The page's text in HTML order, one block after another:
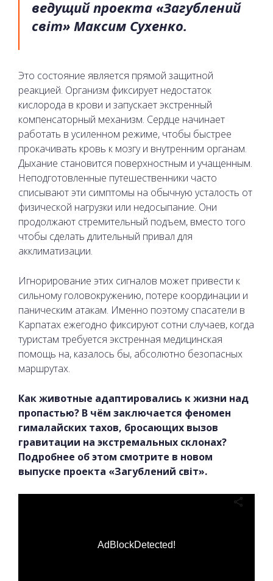
ведущий проекта «Загублений
світ» Максим Сухенко.
Это состояние является прямой защитной
реакцией. Организм фиксирует недостаток
кислорода в крови и запускает экстренный
компенсаторный механизм. Сердце начинает
работать в усиленном режиме, чтобы быстрее
прокачивать кровь к мозгу и внутренним органам.
Дыхание становится поверхностным и учащенным.
Неподготовленные путешественники часто
списывают эти симптомы на обычную усталость от
физической нагрузки или недосыпание. Они
продолжают стремительный подъем, вместо того
чтобы сделать длительный привал для
акклиматизации.
Игнорирование этих сигналов может привести к
сильному головокружению, потере координации и
паническим атакам. Именно поэтому спасатели в
Карпатах ежегодно фиксируют сотни случаев, когда
туристам требуется экстренная медицинская
помощь на, казалось бы, абсолютно безопасных
маршрутах.
Как животные адаптировались к жизни над
пропастью? В чём заключается феномен
гималайских тахов, бросающих вызов
гравитации на экстремальных склонах?
Подробнее об этом смотрите в новом
выпуске проекта «Загублений світ».
AdBlockDetected!